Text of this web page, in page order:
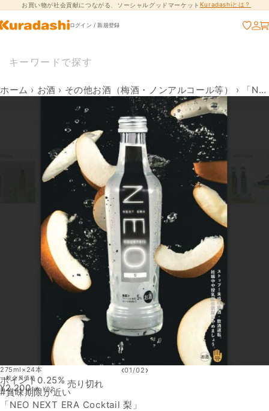
コンテンツに進
む
お買い物が社会貢献につながる、ソーシャルグッドマーケット Kuradashiとは？
ログイン / 新規登録
ホーム › お酒 › その他お酒（梅酒・ノンアルコール等） › 「NEO NEXT ERA Cocktail 梨」
275ml×24本 ‹01 /02›
ポイント0.25%
#賞味期限が近い
「NEO NEXT ERA Cocktail 梨」
一般会員価格
¥2,2001本¥92
売り切れ